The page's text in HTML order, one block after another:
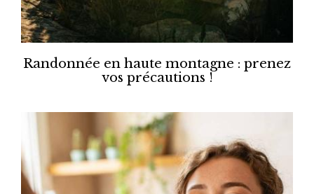
Randonnée en haute montagne : prenez
vos précautions !